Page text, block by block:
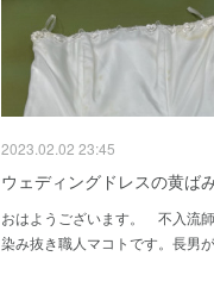
2023.02.02 23:45
ウェディングドレスの黄ば
おはようございます。 不入流
染み抜き職人マコトです。長男